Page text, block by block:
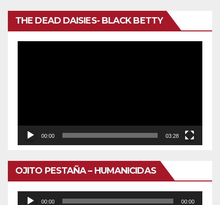
THE DEAD DAISIES- BLACK BETTY
00:00 03:28
OJITO PESTAÑA – HUMANICIDAS
Reproductor
00:00 00:00